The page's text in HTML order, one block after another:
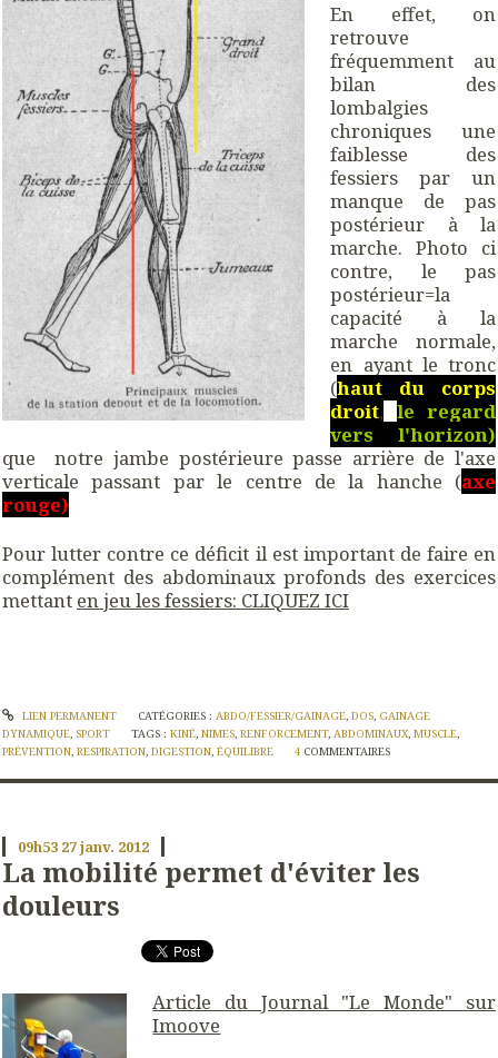
En effet, on
retrouve
fréquemment au
bilan des
lombalgies
chroniques une
faiblesse des
fessiers par un
manque de pas
postérieur à la
marche. Photo ci
contre, le pas
postérieur=la
capacité à la
marche normale,
en ayant le tronc
(haut du corps
droit, le regard
vers l'horizon)
que notre jambe postérieure passe arrière de l'axe
verticale passant par le centre de la hanche (axe
rouge)
Pour lutter contre ce déficit il est important de faire en
complément des abdominaux profonds des exercices
mettant en jeu les fessiers: CLIQUEZ ICI
LIEN PERMANENT CATÉGORIES : ABDO/FESSIER/GAINAGE, DOS, GAINAGE
DYNAMIQUE, SPORT TAGS :KINÉ,NIMES,RENFORCEMENT,ABDOMINAUX,MUSCLE,
PRÉVENTION, RESPIRATION, DIGESTION, ÉQUILIBRE 4 COMMENTAIRES
09h53 27janv. 2012
La mobilité permet d'éviter les
douleurs
Article du Journal "Le Monde" sur
Imoove